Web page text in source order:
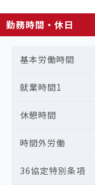
勤務時間・休日
基本労働時間
就業時間1
休憩時間
時間外労働
36協定特別条項